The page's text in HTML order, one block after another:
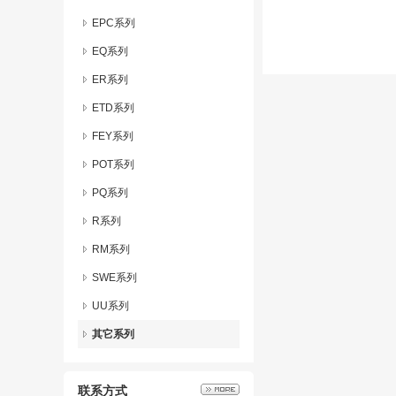
EPC系列
EQ系列
ER系列
ETD系列
FEY系列
POT系列
PQ系列
R系列
RM系列
SWE系列
UU系列
其它系列
联系方式